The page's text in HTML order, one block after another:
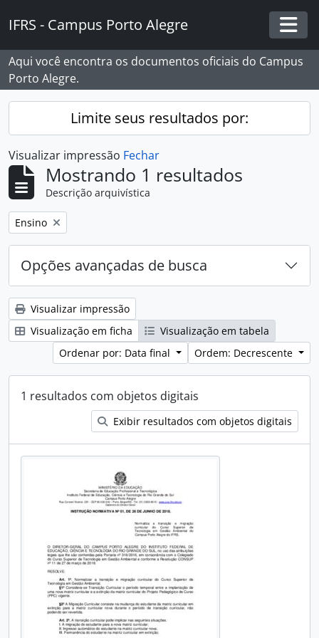
IFRS - Campus Porto Alegre
Aqui você encontra os documentos oficiais do Campus
Porto Alegre.
Limite seus resultados por:
Visualizar impressão Fechar
Mostrando 1 resultados
Descrição arquivística
Remover filtro:
Ensino
Opções avançadas de busca
Visualizar impressão
Visualização em ficha
Visualização em tabela
Ordenar por: Data final
Ordem: Decrescente
1 resultados com objetos digitais
Exibir resultados com objetos digitais